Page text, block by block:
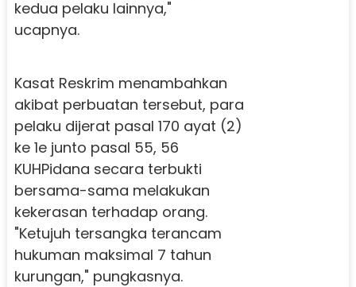
kedua pelaku lainnya,"
ucapnya.
Kasat Reskrim menambahkan
akibat perbuatan tersebut, para
pelaku dijerat pasal 170 ayat (2)
ke 1e junto pasal 55, 56
KUHPidana secara terbukti
bersama-sama melakukan
kekerasan terhadap orang.
"Ketujuh tersangka terancam
hukuman maksimal 7 tahun
kurungan," pungkasnya.